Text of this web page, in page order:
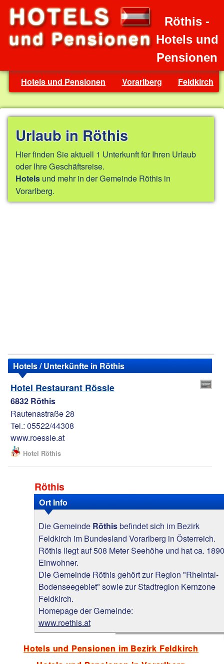
Röthis -
Hotels und
Pensionen
Hotels und Pensionen Vorarlberg Feldkirch
Urlaub in Röthis
Hier finden Sie aktuell 1 Unterkunft für Ihren Urlaub
oder Ihre Geschäftsreise.
Hotels und mehr in der Gemeinde Röthis in
Vorarlberg.
Hotels / Unterkünfte in Röthis
Hotel Restaurant Rössle
6832 Röthis
Rautenastraße 28
Tel.: 05522/44308
www.roessle.at
Hotel Röthis
Röthis
Ort Info
Die Gemeinde Röthisbefindet sich im Bezirk
Feldkirch im Bundesland Vorarlberg in Österreich.
Röthis liegt auf 508 Meter Seehöhe und hat ca. 1890
Einwohner.
Die Gemeinde Röthis gehört zur Region "Rheintal-
Bodenseegebiet" sowie zur Stadtregion Kernzone
Feldkirch.
Homepage der Gemeinde:
www.roethis.at
Hotels und Pensionen im Bezirk Feldkirch